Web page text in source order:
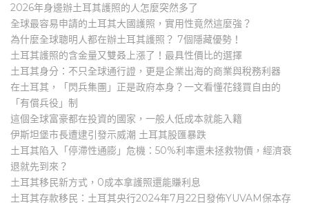
2026年身邊辦土耳其護照的人怎麼突然多了
全球最容易申請的土耳其大國護照，實用性竟然這麼強？
為什麼全球聰明人都在辦土耳其護照？ 7個隱藏優勢！
土耳其護照的含金量又雙叒上漲了！最具性價比的選擇
土耳其身分：不只全球通行證，更是企業出海的商業與稅務利器
在土耳其，「閃兵集團」正是政府本身？一文看懂花錢買自由的
「有償兵役」制
這個全球富豪都在投資的國家，一般人低成本就能入籍
伊斯坦堡市長遭逮引發示威潮 土耳其股匯暴跌
土耳其陷入「停滯性通膨」危機：50%利率還未拯救物價，經濟衰
退就先到來？
土耳其移民新方式，0成本拿護照還能賺利息
土耳其存款移民：土耳其央行2024年7月22日發佈YUVAM保本存